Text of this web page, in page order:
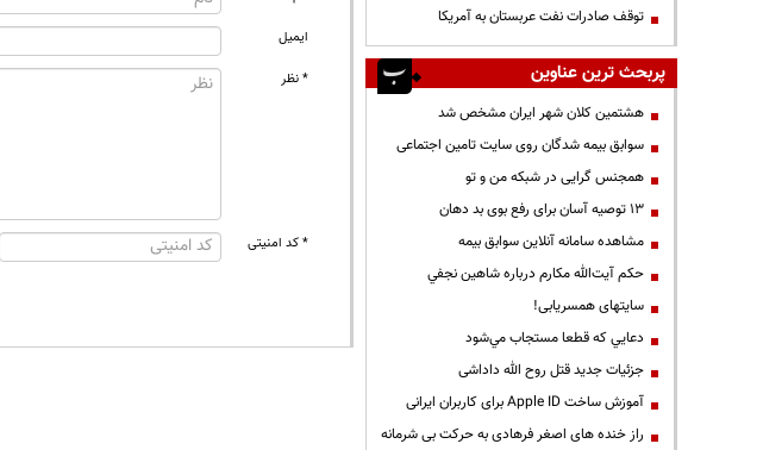
ایمیل
* نظر
* کد امنیتی
توقف صادرات نفت عربستان به آمریکا
پربحث ترین عناوین
هشتمین کلان شهر ایران مشخص شد
سوابق بیمه شدگان روی سایت تامین اجتماعی
همجنس گرایی در شبکه من و تو
13 توصیه آسان برای رفع بوی بد دهان
مشاهده سامانه آنلاين سوابق بیمه
حكم آيت‌الله مكارم درباره شاهين نجفي
سایتهای همسریابی!
دعايي كه قطعا مستجاب مي‌شود
جزئیات جدید قتل روح الله داداشی
آموزش ساخت Apple ID برای کاربران ایرانی
راز خنده های اصغر فرهادی به حرکت بی شرمانه